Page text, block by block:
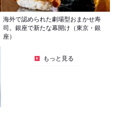
海外で認められた劇場型おまかせ寿
司。銀座で新たな幕開け（東京・銀
座）
もっと見る